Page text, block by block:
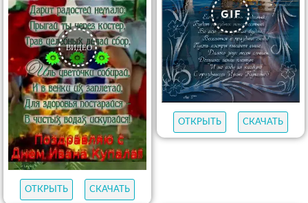
ОТКРЫТЬ СКАЧАТЬ
ОТКРЫТЬ СКАЧАТЬ